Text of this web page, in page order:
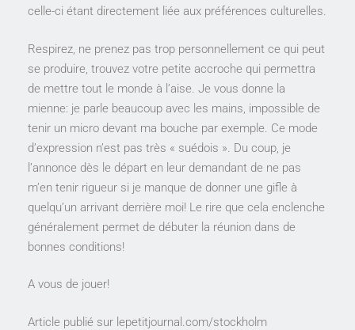
celle-ci étant directement liée aux préférences culturelles.
Respirez, ne prenez pas trop personnellement ce qui peut
se produire, trouvez votre petite accroche qui permettra
de mettre tout le monde à l’aise. Je vous donne la
mienne: je parle beaucoup avec les mains, impossible de
tenir un micro devant ma bouche par exemple. Ce mode
d’expression n’est pas très « suédois ». Du coup, je
l’annonce dès le départ en leur demandant de ne pas
m’en tenir rigueur si je manque de donner une gifle à
quelqu’un arrivant derrière moi! Le rire que cela enclenche
généralement permet de débuter la réunion dans de
bonnes conditions!
A vous de jouer!
Article publié sur lepetitjournal.com/stockholm